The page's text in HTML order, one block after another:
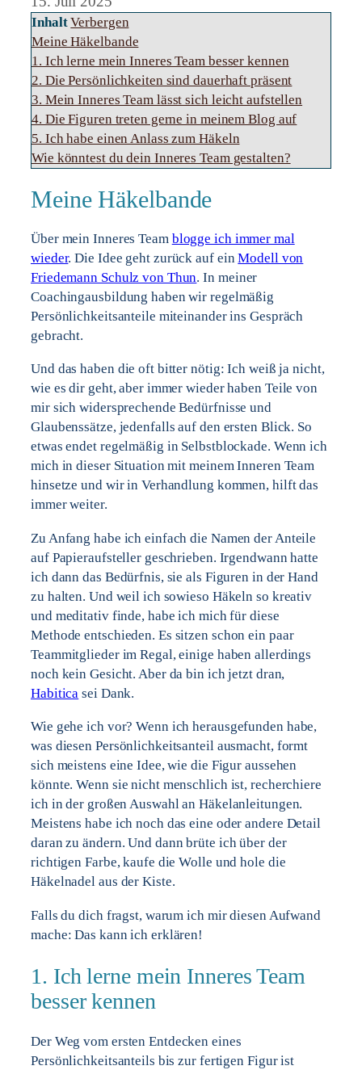
Inhalt Verbergen
Meine Häkelbande
1. Ich lerne mein Inneres Team besser kennen
2. Die Persönlichkeiten sind dauerhaft präsent
3. Mein Inneres Team lässt sich leicht aufstellen
4. Die Figuren treten gerne in meinem Blog auf
5. Ich habe einen Anlass zum Häkeln
Wie könntest du dein Inneres Team gestalten?
Meine Häkelbande
Über mein Inneres Team blogge ich immer mal
wieder. Die Idee geht zurück auf einModell von
Friedemann Schulz von Thun. In meiner
Coachingausbildung haben wir regelmäßig
Persönlichkeitsanteile miteinander ins Gespräch
gebracht.
Und das haben die oft bitter nötig: Ich weiß ja nicht,
wie es dir geht, aber immer wieder haben Teile von
mir sich widersprechende Bedürfnisse und
Glaubenssätze, jedenfalls auf den ersten Blick. So
etwas endet regelmäßig in Selbstblockade. Wenn ich
mich in dieser Situation mit meinem Inneren Team
hinsetze und wir in Verhandlung kommen, hilft das
immer weiter.
Zu Anfang habe ich einfach die Namen der Anteile
auf Papieraufsteller geschrieben. Irgendwann hatte
ich dann das Bedürfnis, sie als Figuren in der Hand
zu halten. Und weil ich sowieso Häkeln so kreativ
und meditativ finde, habe ich mich für diese
Methode entschieden. Es sitzen schon ein paar
Teammitglieder im Regal, einige haben allerdings
noch kein Gesicht. Aber da bin ich jetzt dran,
Habitica sei Dank.
Wie gehe ich vor? Wenn ich herausgefunden habe,
was diesen Persönlichkeitsanteil ausmacht, formt
sich meistens eine Idee, wie die Figur aussehen
könnte. Wenn sie nicht menschlich ist, recherchiere
ich in der großen Auswahl an Häkelanleitungen.
Meistens habe ich noch das eine oder andere Detail
daran zu ändern. Und dann brüte ich über der
richtigen Farbe, kaufe die Wolle und hole die
Häkelnadel aus der Kiste.
Falls du dich fragst, warum ich mir diesen Aufwand
mache: Das kann ich erklären!
1. Ich lerne mein Inneres Team
besser kennen
Der Weg vom ersten Entdecken eines
Persönlichkeitsanteils bis zur fertigen Figur ist